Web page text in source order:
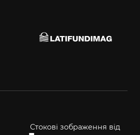
Стокові зображення від